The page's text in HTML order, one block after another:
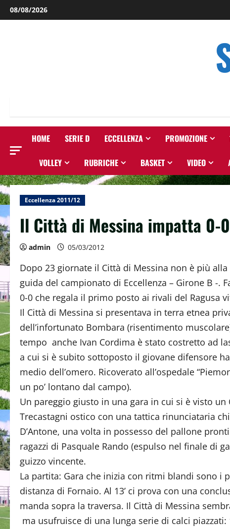
Salta
al
08/08/2026
HOME SERIE D ECCELLENZA PROMOZIONE
VOLLEY RUBRICHE BASKET VIDEO
Eccellenza 2011/12
Il Città di Messina impatta 0-
admin 05/03/2012
Dopo 23 giornate il Città di Messina non è più alla
guida del campionato di Eccellenza – Girone B -.
0-0 che regala il primo posto ai rivali del Ragusa
Il Città di Messina si presentava in terra etnea
dell’infortunato Bombara (risentimento
tempo anche Ivan Cordima è stato costretto ad
a cui si è subito sottoposto il giovane difensore
medio dell’omero. Ricoverato all’ospedale
un po’ lontano dal campo).
Un pareggio giusto in una gara in cui si è visto
Trecastagni ostico con una tattica rinunciataria
D’Antone, una volta in possesso del pallone
ragazzi di Pasquale Rando (espulso nel finale di
guizzo vincente.
La partita: Gara che inizia con ritmi blandi sono i
distanza di Fornaio. Al 13’ ci prova con una
manda sopra la traversa. Il Città di Messina
ma usufruisce di una lunga serie di calci